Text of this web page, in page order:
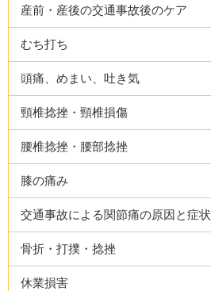
産前・産後の交通事故後のケア
むち打ち
頭痛、めまい、吐き気
頸椎捻挫・頸椎損傷
腰椎捻挫・腰部捻挫
膝の痛み
交通事故による関節痛の原因と症状
骨折・打撲・捻挫
休業損害